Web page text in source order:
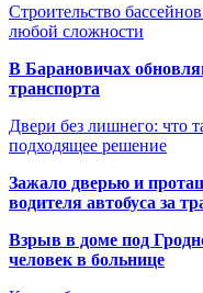
Строительство
любой сложности
В Барановичах
транспорта
Двери без лишнего: что
подходящее решение
Зажало дверью и
водителя автобуса за
Взрыв в доме под
человек в больнице